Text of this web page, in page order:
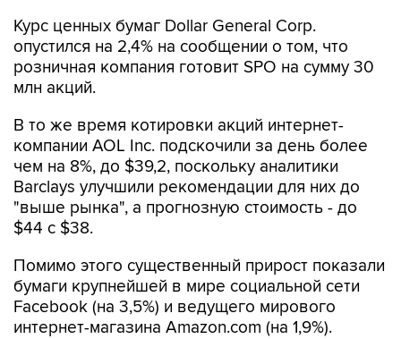
Курс ценных бумаг Dollar General Corp.
опустился на 2,4% на сообщении о том, что
розничная компания готовит SPO на сумму 30
млн акций.
В то же время котировки акций интернет-
компании AOL Inc. подскочили за день более
чем на 8%, до $39,2, поскольку аналитики
Barclays улучшили рекомендации для них до
"выше рынка", а прогнозную стоимость - до
$44 с $38.
Помимо этого существенный прирост показали
бумаги крупнейшей в мире социальной сети
Facebook (на 3,5%) и ведущего мирового
интернет-магазина Amazon.com (на 1,9%).